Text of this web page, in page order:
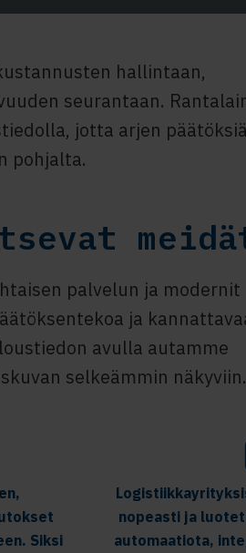
hallintaan,
seurantaan.
jotta arjen päätöksiä
pohjalta.
palvelun ja modernit
ja
avulla autamme
selkeämmin näkyviin.
Siksi
nopeasti ja
automaatiota,